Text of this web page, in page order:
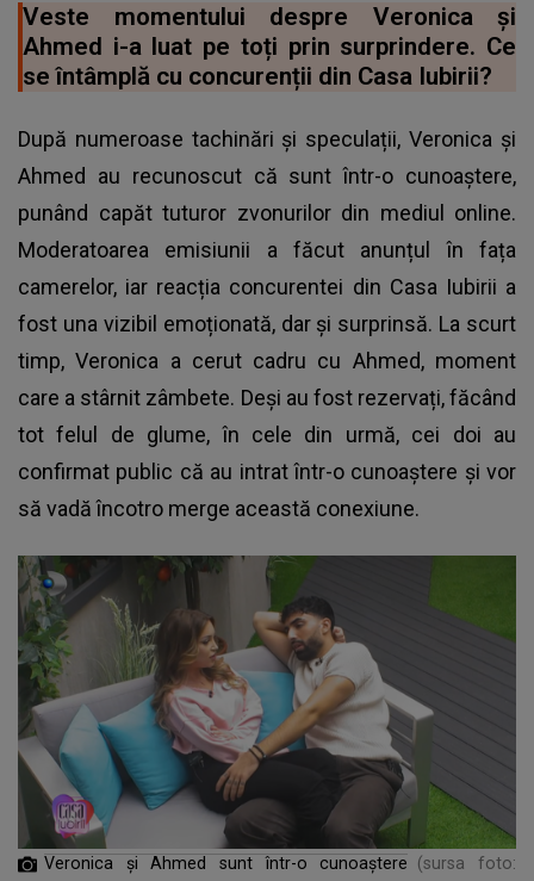
Veste momentului despre Veronica și
Ahmed i-a luat pe toți prin surprindere. Ce
se întâmplă cu concurenții din Casa Iubirii?
După numeroase tachinări și speculații, Veronica și
Ahmed au recunoscut că sunt într-o cunoaștere,
punând capăt tuturor zvonurilor din mediul online.
Moderatoarea emisiunii a făcut anunțul în fața
camerelor, iar reacția concurentei din Casa Iubirii a
fost una vizibil emoționată, dar și surprinsă. La scurt
timp, Veronica a cerut cadru cu Ahmed, moment
care a stârnit zâmbete. Deși au fost rezervați, făcând
tot felul de glume, în cele din urmă, cei doi au
confirmat public că au intrat într-o cunoaștere și vor
să vadă încotro merge această conexiune.
Veronica și Ahmed sunt într-o cunoaștere
(sursa foto: